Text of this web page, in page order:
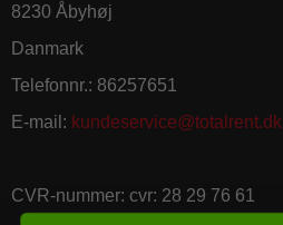
8230 Åbyhøj
Danmark
Telefonnr.: 86257651
E-mail : kundeservice@totalrent.dk
CVR-nummer: cvr: 28 29 76 61